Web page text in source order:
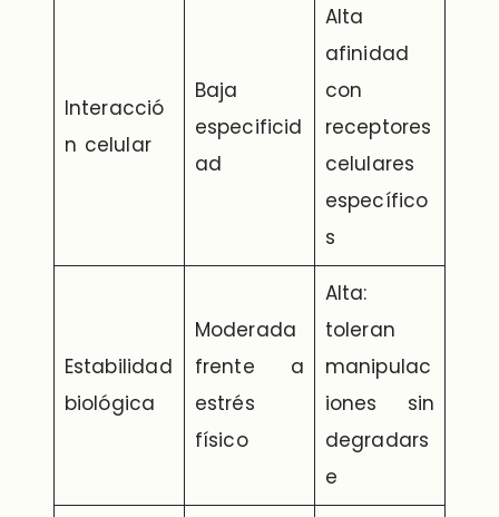
Interacció
n celular
Baja
especificid
ad
Alta
afinidad
con
receptores
celulares
específico
s
Estabilidad
biológica
Moderada
frente a
estrés
físico
Alta:
toleran
manipulac
iones sin
degradars
e